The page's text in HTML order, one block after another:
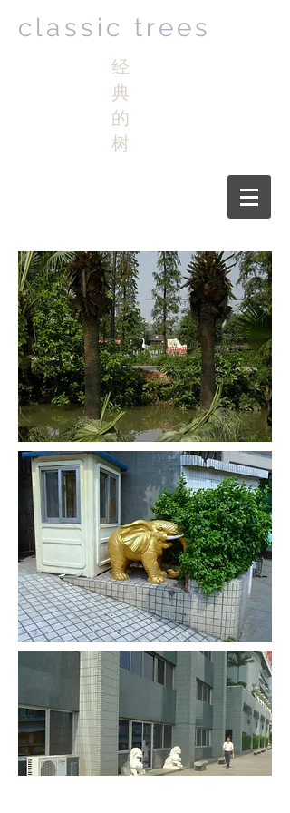
classic trees
经
典
的
树